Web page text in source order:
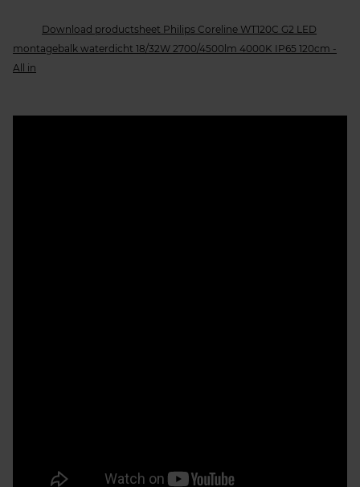
Download productsheet Philips Coreline WT120C G2 LED
montagebalk waterdicht 18/32W 2700/4500lm 4000K IP65 120cm -
All in